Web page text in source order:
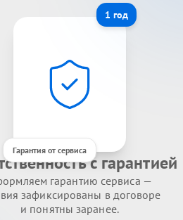
1 год
Гарантия от сервиса
с гарантией
гарантию сервиса —
зафиксированы в договоре
и понятны заранее.